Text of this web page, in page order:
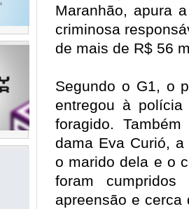
Maranhão, apura
criminosa
de mais de R$ 56
Segundo o G1, o
entregou à
foragido.
dama Eva Curió,
o marido dela e o
foram
apreensão e